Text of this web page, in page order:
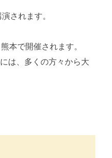
されます。
本で開催されます。
は、多くの方々から大